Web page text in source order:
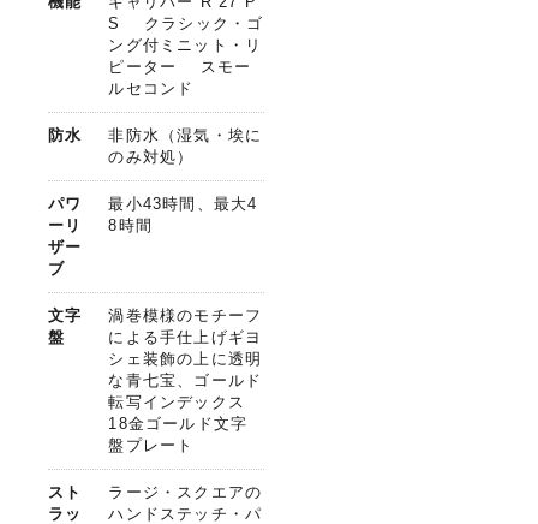
S クラシック・ゴ
ング付ミニット・リ
ピーター スモー
ルセコンド
防水
非防水（湿気・埃に
のみ対処）
パワ
ーリ
ザー
ブ
最小43時間、最大4
8時間
文字
盤
渦巻模様のモチーフ
による手仕上げギヨ
シェ装飾の上に透明
な青七宝、ゴールド
転写インデックス
18金ゴールド文字
盤プレート
スト
ラッ
ラージ・スクエアの
ハンドステッチ・パ